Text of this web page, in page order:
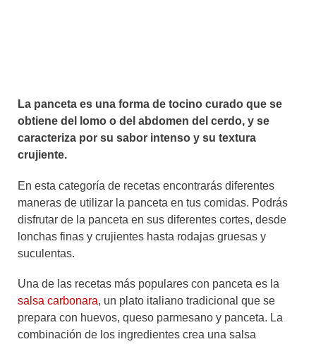
La panceta es una forma de tocino curado que se
obtiene del lomo o del abdomen del cerdo, y se
caracteriza por su sabor intenso y su textura
crujiente.
En esta categoría de recetas encontrarás diferentes
maneras de utilizar la panceta en tus comidas. Podrás
disfrutar de la panceta en sus diferentes cortes, desde
lonchas finas y crujientes hasta rodajas gruesas y
suculentas.
Una de las recetas más populares con panceta es la
salsa carbonara, un plato italiano tradicional que se
prepara con huevos, queso parmesano y panceta. La
combinación de los ingredientes crea una salsa